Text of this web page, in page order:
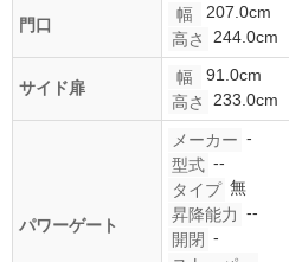
門口
幅
207.0cm
高さ
244.0cm
サイド扉
幅
91.0cm
高さ
233.0cm
パワーゲート
メーカー -
型式 --
タイプ 無
昇降能力 --
開閉 -